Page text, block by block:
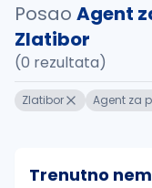
Posao Agent
Zlatibor
(0 rezultata)
Zlatibor Agent za
Trenutno